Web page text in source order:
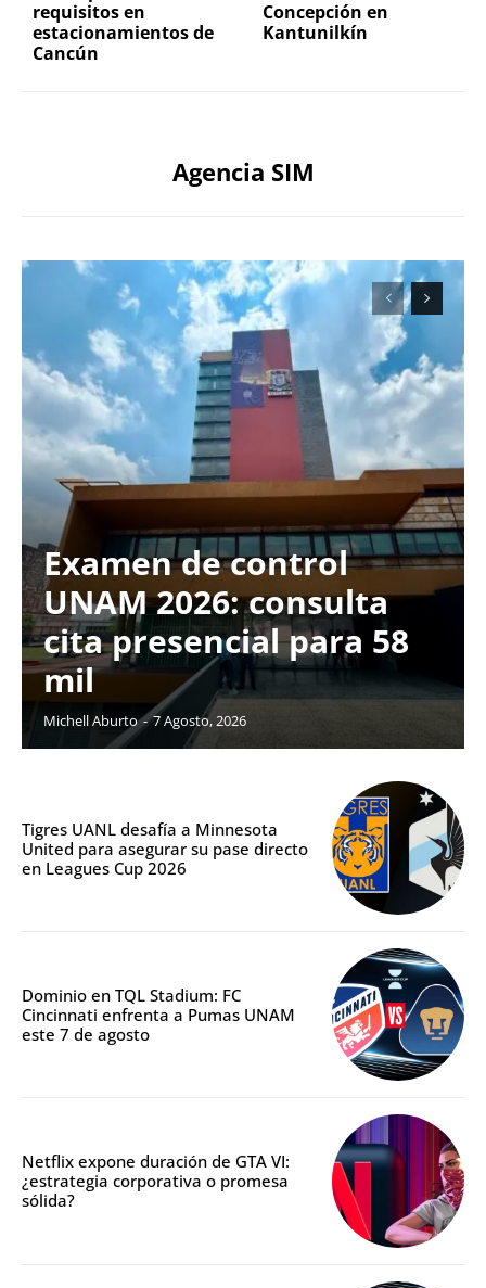
requisitos en
estacionamientos de
Cancún
Concepción en
Kantunilkín
Agencia SIM
Examen de control
UNAM 2026: consulta
cita presencial para 58
mil
Michell Aburto - 7 Agosto, 2026
Tigres UANL desafía a Minnesota
United para asegurar su pase directo
en Leagues Cup 2026
Dominio en TQL Stadium: FC
Cincinnati enfrenta a Pumas UNAM
este 7 de agosto
Netflix expone duración de GTA VI:
¿estrategia corporativa o promesa
sólida?